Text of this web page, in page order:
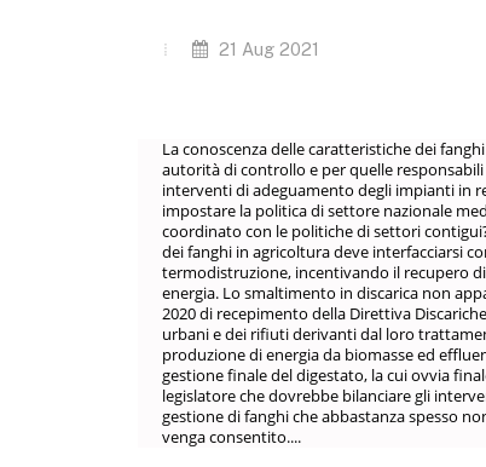
21 Aug 2021
La conoscenza delle caratteristiche dei
autorità di controllo e per quelle
interventi di adeguamento degli impianti in
impostare la politica di settore nazionale
coordinato con le politiche di settori
dei fanghi in agricoltura deve interfacciarsi
termodistruzione, incentivando il recupero
energia. Lo smaltimento in discarica non
2020 di recepimento della Direttiva
urbani e dei rifiuti derivanti dal loro
produzione di energia da biomasse ed
gestione finale del digestato, la cui ovvia
legislatore che dovrebbe bilanciare gli
gestione di fanghi che abbastanza spesso
venga consentito....